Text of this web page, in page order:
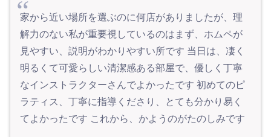
家から近い場所を選ぶのに何店がありましたが、理
解力のない私が重要視しているのはまず、ホムペが
見やすい、説明がわかりやすい所です 当日は、凄く
明るくて可愛らしい清潔感ある部屋で、優しく丁寧
なインストラクターさんでよかったです 初めてのピ
ラティス、丁寧に指導くださり、とても分かり易く
てよかったです これから、かようのがたのしみです